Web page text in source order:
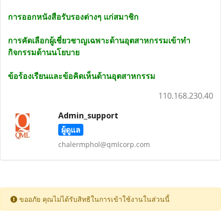
การออกหนังสือรับรองต่างๆ แก่สมาชิก
การคัดเลือกผู้เชี่ยวชาญเฉพาะด้านอุตสาหกรรมเข้าทำ
กิจกรรมด้านนโยบาย
ข้อร้องเรียนและข้อคิดเห็นด้านอุตสาหกรรม
110.168.230.40
Admin_support
ผู้ดูแล
chalermphol@qmlcorp.com
ขออภัย คุณไม่ได้รับสิทธิในการเข้าใช้งานในส่วนนี้